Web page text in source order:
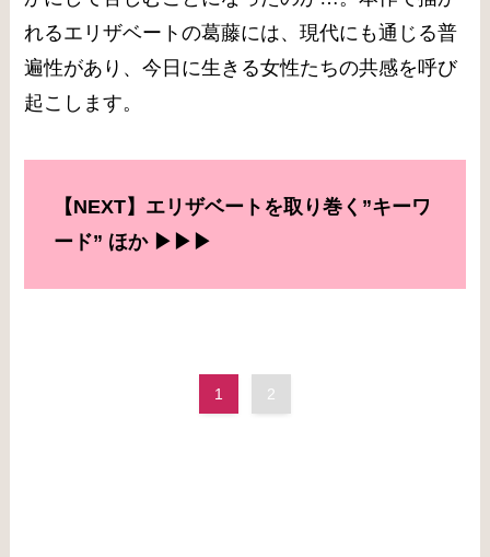
れるエリザベートの葛藤には、現代にも通じる普
遍性があり、今日に生きる女性たちの共感を呼び
起こします。
【NEXT】エリザベートを取り巻く”キーワ
ード” ほか ▶︎▶︎▶︎
1 2